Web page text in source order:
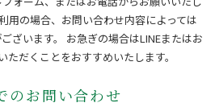
用の場合、お問い合わせ内容によっては
ざいます。
お急ぎの場合はLINEまたはお
ただくことをおすすめいたします。
のお問い合わせ